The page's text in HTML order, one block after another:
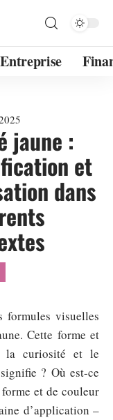
Entreprise
jaune :
et
dans
formules visuelles
Cette forme et
la curiosité et le
? Où est-ce
et de couleur
d’application –